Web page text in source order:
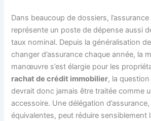
Dans beaucoup de dossiers,
représente un poste de dépense aussi
taux nominal. Depuis la généralisation
changer d’assurance chaque année, la
manœuvre s’est élargie pour les
rachat de crédit immobilier, la question
devrait donc jamais être traitée comme
accessoire. Une délégation
équivalentes, peut réduire sensiblement